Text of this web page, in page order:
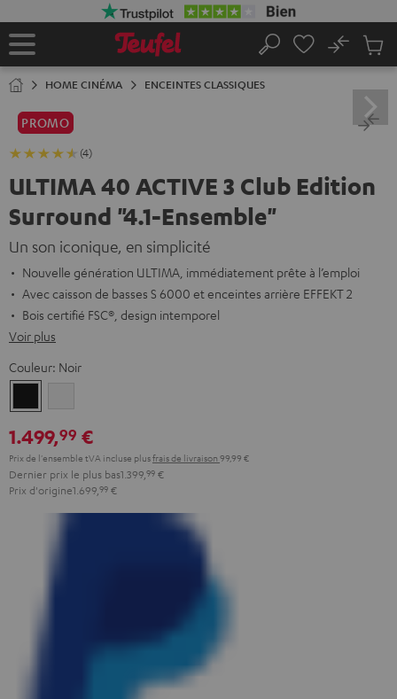
Page
Rechercher
No
panier
HOME CINÉMA ENCEINTES CLASSIQUES
PROMO
(4)
ULTIMA 40 ACTIVE 3 Club Edition
Surround "4.1-Ensemble"
Un son iconique, en simplicité
Nouvelle génération ULTIMA, immédiatement prête à l’emploi
Avec caisson de basses S 6000 et enceintes arrière EFFEKT 2
Bois certifié FSC®, design intemporel
Voir plus
Couleur: Noir
1.499,99 €
Prix de l'ensemble tVA incluse plusfrais de livraison 99,99 €
Dernier prix le plus bas1.399, 99 €
Prix d'origine1.699, 99 €